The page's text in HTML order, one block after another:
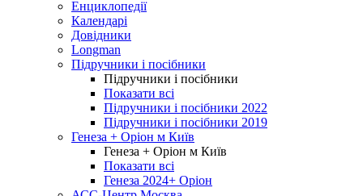
Енциклопедії
Календарі
Довідники
Longman
Підручники і посібники
Підручники і посібники
Показати всі
Підручники і посібники 2022
Підручники і посібники 2019
Генеза + Оріон м Київ
Генеза + Оріон м Київ
Показати всі
Генеза 2024+ Оріон